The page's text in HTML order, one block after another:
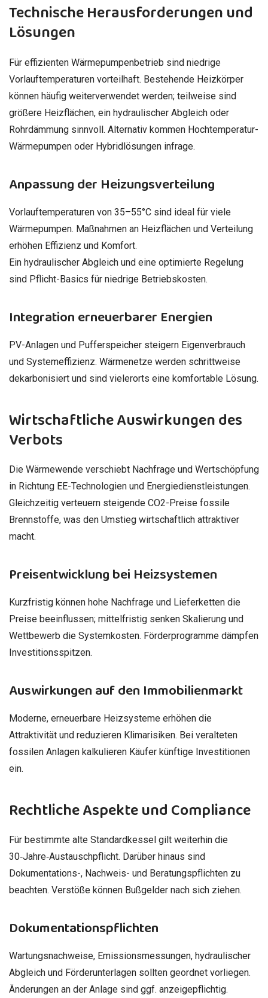
Technische Herausforderungen und
Lösungen
Für effizienten Wärmepumpenbetrieb sind niedrige
Vorlauftemperaturen vorteilhaft. Bestehende Heizkörper
können häufig weiterverwendet werden; teilweise sind
größere Heizflächen, ein hydraulischer Abgleich oder
Rohrdämmung sinnvoll. Alternativ kommen Hochtemperatur-
Wärmepumpen oder Hybridlösungen infrage.
Anpassung der Heizungsverteilung
Vorlauftemperaturen von 35–55°C sind ideal für viele
Wärmepumpen. Maßnahmen an Heizflächen und Verteilung
erhöhen Effizienz und Komfort.
Ein hydraulischer Abgleich und eine optimierte Regelung
sind Pflicht-Basics für niedrige Betriebskosten.
Integration erneuerbarer Energien
PV-Anlagen und Pufferspeicher steigern Eigenverbrauch
und Systemeffizienz. Wärmenetze werden schrittweise
dekarbonisiert und sind vielerorts eine komfortable Lösung.
Wirtschaftliche Auswirkungen des
Verbots
Die Wärmewende verschiebt Nachfrage und Wertschöpfung
in Richtung EE-Technologien und Energiedienstleistungen.
Gleichzeitig verteuern steigende CO2-Preise fossile
Brennstoffe, was den Umstieg wirtschaftlich attraktiver
macht.
Preisentwicklung bei Heizsystemen
Kurzfristig können hohe Nachfrage und Lieferketten die
Preise beeinflussen; mittelfristig senken Skalierung und
Wettbewerb die Systemkosten. Förderprogramme dämpfen
Investitionsspitzen.
Auswirkungen auf den Immobilienmarkt
Moderne, erneuerbare Heizsysteme erhöhen die
Attraktivität und reduzieren Klimarisiken. Bei veralteten
fossilen Anlagen kalkulieren Käufer künftige Investitionen
ein.
Rechtliche Aspekte und Compliance
Für bestimmte alte Standardkessel gilt weiterhin die
30‑Jahre‑Austauschpflicht. Darüber hinaus sind
Dokumentations-, Nachweis- und Beratungspflichten zu
beachten. Verstöße können Bußgelder nach sich ziehen.
Dokumentationspflichten
Wartungsnachweise, Emissionsmessungen, hydraulischer
Abgleich und Förderunterlagen sollten geordnet vorliegen.
Änderungen an der Anlage sind ggf. anzeigepflichtig.